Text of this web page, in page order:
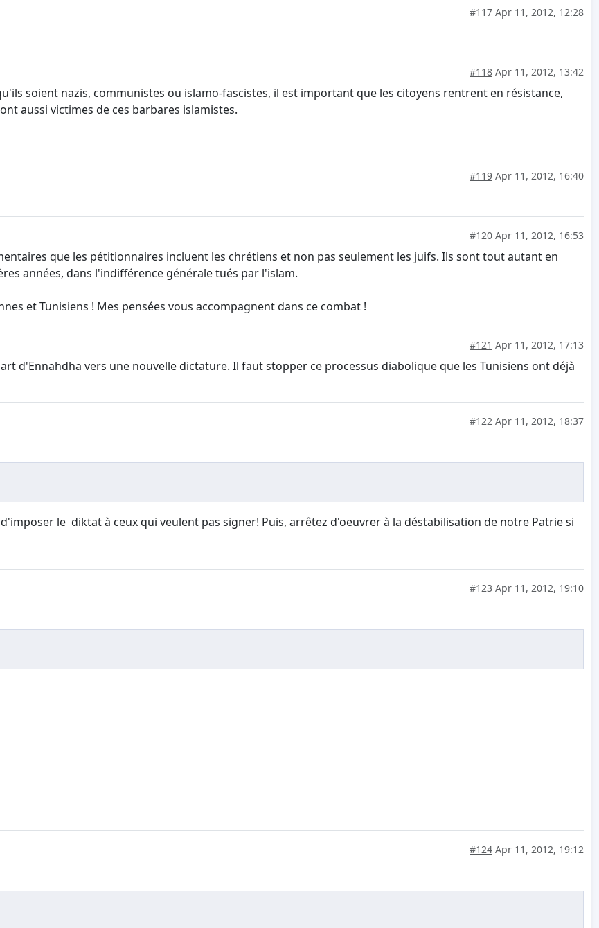
#117 Apr 11, 2012, 12:28
#118 Apr 11, 2012, 13:42
soient nazis, communistes ou islamo-fascistes, il est important que les citoyens rentrent en résistance,
aussi victimes de ces barbares islamistes.
#119 Apr 11, 2012, 16:40
#120 Apr 11, 2012, 16:53
que les pétitionnaires incluent les chrétiens et non pas seulement les juifs. Ils sont tout autant en
années, dans l'indifférence générale tués par l'islam.
et Tunisiens ! Mes pensées vous accompagnent dans ce combat !
#121 Apr 11, 2012, 17:13
d'Ennahdha vers une nouvelle dictature. Il faut stopper ce processus diabolique que les Tunisiens ont déjà
#122 Apr 11, 2012, 18:37
le diktat à ceux qui veulent pas signer! Puis, arrêtez d'oeuvrer à la déstabilisation de notre Patrie si
#123 Apr 11, 2012, 19:10
#124 Apr 11, 2012, 19:12